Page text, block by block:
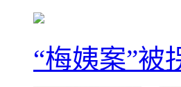
“梅姨案”被